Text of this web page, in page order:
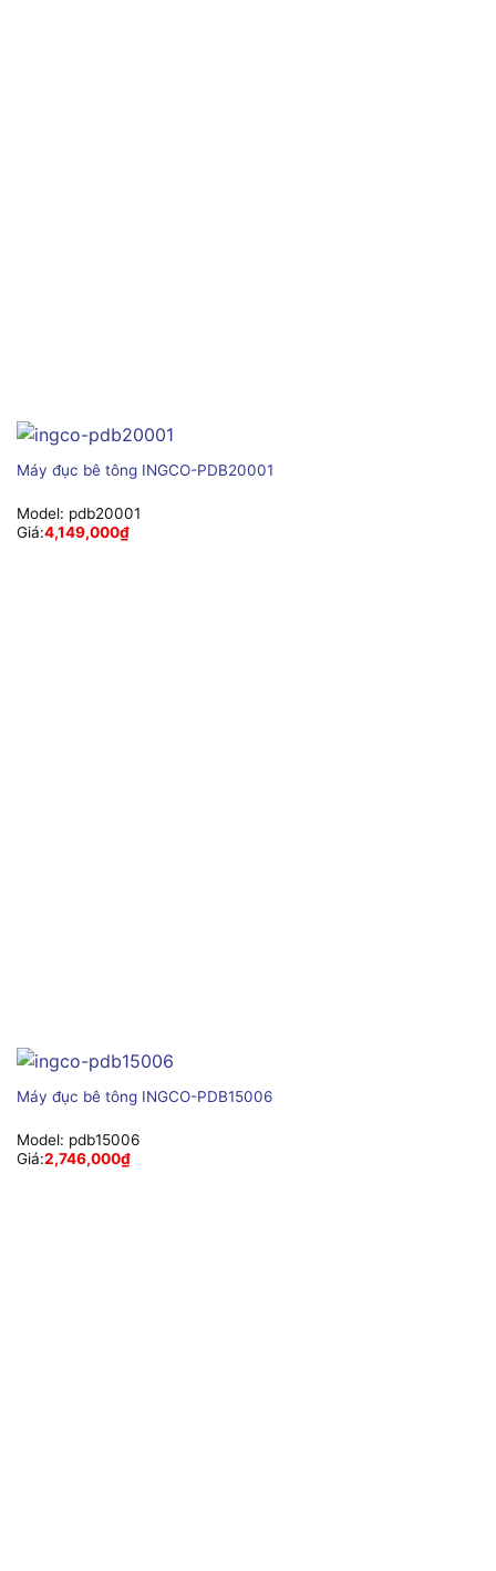
Máy đục bê tông INGCO-PDB20001
Model: pdb20001
Giá:4,149,000₫
Máy đục bê tông INGCO-PDB15006
Model: pdb15006
Giá:2,746,000₫